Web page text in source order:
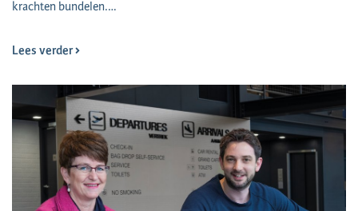
krachten bundelen.…
Lees verder